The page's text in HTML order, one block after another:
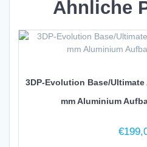
Ähnliche
3DP-Evolution Base/
mm Aluminium
€